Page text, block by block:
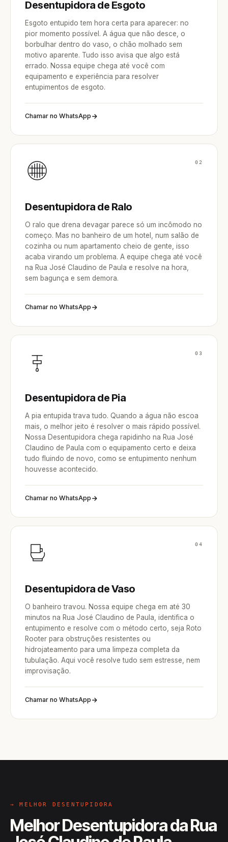
Desentupidora de Esgoto
Esgoto entupido tem hora certa para aparecer: no
pior momento possível. A água que não desce, o
borbulhar dentro do vaso, o chão molhado sem
motivo aparente. Tudo isso avisa que algo está
errado. Nossa equipe chega até você com
equipamento e experiência para resolver
entupimentos de esgoto.
Chamar no WhatsApp
02
Desentupidora de Ralo
O ralo que drena devagar parece só um incômodo no
começo. Mas no banheiro de um hotel, num salão de
cozinha ou num apartamento cheio de gente, isso
acaba virando um problema. A equipe chega até você
na Rua José Claudino de Paula e resolve na hora,
sem bagunça e sem demora.
Chamar no WhatsApp
03
Desentupidora de Pia
A pia entupida trava tudo. Quando a água não escoa
mais, o melhor jeito é resolver o mais rápido possível.
Nossa Desentupidora chega rapidinho na Rua José
Claudino de Paula com o equipamento certo e deixa
tudo fluindo de novo, como se entupimento nenhum
houvesse acontecido.
Chamar no WhatsApp
04
Desentupidora de Vaso
O banheiro travou. Nossa equipe chega em até 30
minutos na Rua José Claudino de Paula, identifica o
entupimento e resolve com o método certo, seja Roto
Rooter para obstruções resistentes ou
hidrojateamento para uma limpeza completa da
tubulação. Aqui você resolve tudo sem estresse, nem
improvisação.
Chamar no WhatsApp
→ MELHOR DESENTUPIDORA
Melhor Desentupidora da Rua